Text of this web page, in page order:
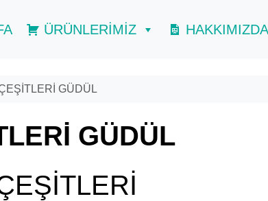
ÜRÜNLERİMİZ HAKKIMIZDA
GÜDÜL
GÜDÜL